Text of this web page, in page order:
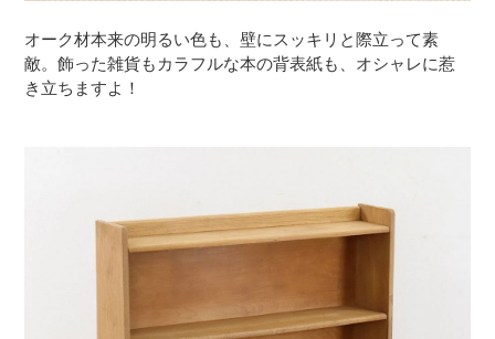
オーク材本来の明るい色も、壁にスッキリと際立って素
敵。飾った雑貨もカラフルな本の背表紙も、オシャレに惹
き立ちますよ！